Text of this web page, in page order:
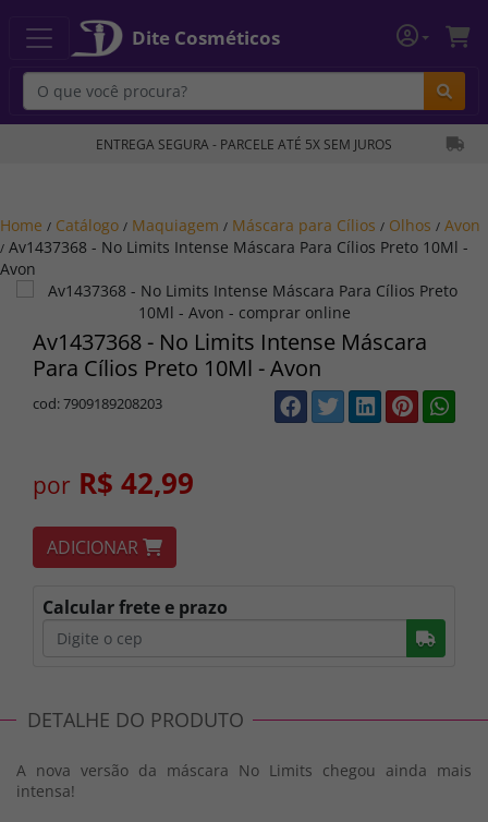
Dite Cosméticos
ENTREGA SEGURA - PARCELE ATÉ 5X SEM JUROS
Home / Catálogo / Maquiagem / Máscara para Cílios / Olhos / Avon
/ Av1437368 - No Limits Intense Máscara Para Cílios Preto 10Ml -
Avon
Av1437368 - No Limits Intense Máscara
Para Cílios Preto 10Ml - Avon
cod: 7909189208203
por R$ 42,99
ADICIONAR
Calcular frete e prazo
DETALHE DO PRODUTO
A nova versão da máscara No Limits chegou ainda mais
intensa!